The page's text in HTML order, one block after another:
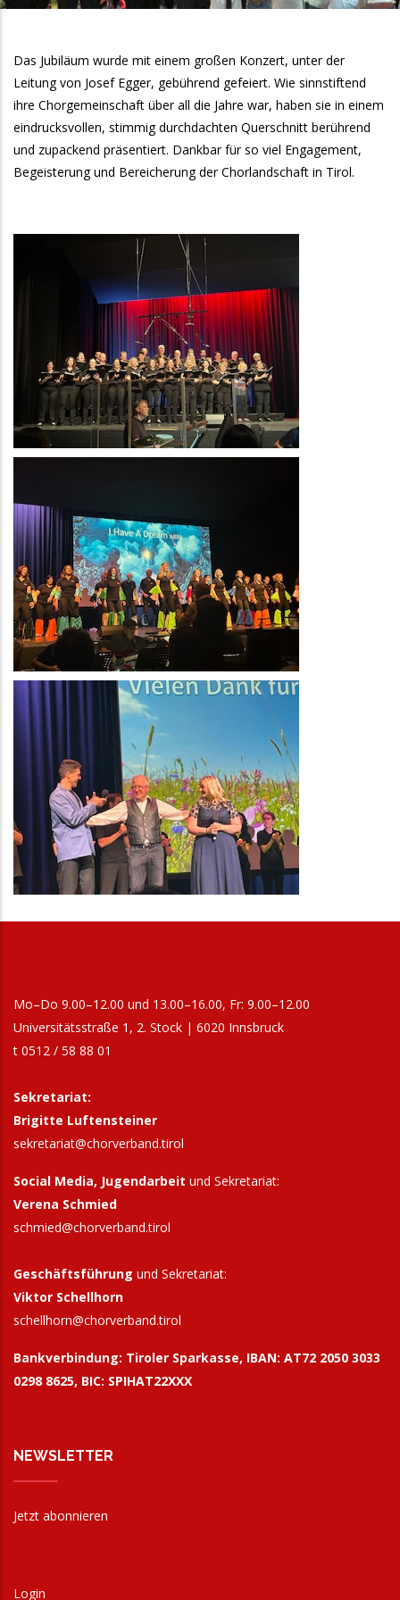
Das Jubiläum wurde mit einem großen Konzert, unter der
Leitung von Josef Egger, gebührend gefeiert. Wie sinnstiftend
ihre Chorgemeinschaft über all die Jahre war, haben sie in einem
eindrucksvollen, stimmig durchdachten Querschnitt berührend
und zupackend präsentiert. Dankbar für so viel Engagement,
Begeisterung und Bereicherung der Chorlandschaft in Tirol.
Mo–Do 9.00–12.00 und 13.00–16.00, Fr: 9.00–12.00
Universitätsstraße 1, 2. Stock | 6020 Innsbruck
t 0512 / 58 88 01
Sekretariat:
Brigitte Luftensteiner
sekretariat@chorverband.tirol
Social Media, Jugendarbeit und Sekretariat:
Verena Schmied
schmied@chorverband.tirol
Geschäftsführung und Sekretariat:
Viktor Schellhorn
schellhorn@chorverband.tirol
Bankverbindung: Tiroler Sparkasse, IBAN: AT72 2050 3033
0298 8625, BIC: SPIHAT22XXX
NEWSLETTER
Jetzt abonnieren
Login